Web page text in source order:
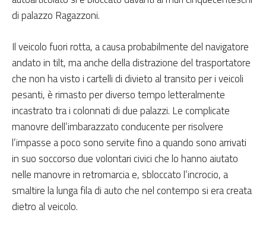
di palazzo Ragazzoni.
Il veicolo fuori rotta, a causa probabilmente del navigatore
andato in tilt, ma anche della distrazione del trasportatore
che non ha visto i cartelli di divieto al transito per i veicoli
pesanti, è rimasto per diverso tempo letteralmente
incastrato tra i colonnati di due palazzi. Le complicate
manovre dell’imbarazzato conducente per risolvere
l’impasse a poco sono servite fino a quando sono arrivati
in suo soccorso due volontari civici che lo hanno aiutato
nelle manovre in retromarcia e, sbloccato l’incrocio, a
smaltire la lunga fila di auto che nel contempo si era creata
dietro al veicolo.